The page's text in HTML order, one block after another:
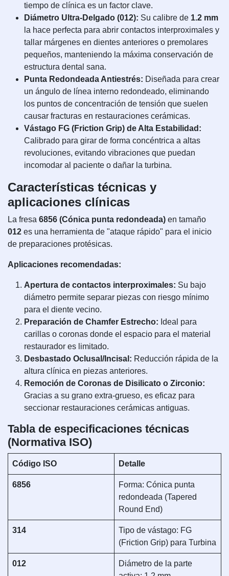
tiempo de clínica es un factor clave.
Diámetro Ultra-Delgado (012): Su calibre de 1.2 mm
la hace perfecta para abrir contactos interproximales y
tallar márgenes en dientes anteriores o premolares
pequeños, manteniendo la máxima conservación de
estructura dental sana.
Punta Redondeada Antiestrés: Diseñada para crear
un ángulo de línea interno redondeado, eliminando
los puntos de concentración de tensión que suelen
causar fracturas en restauraciones cerámicas.
Vástago FG (Friction Grip) de Alta Estabilidad:
Calibrado para girar de forma concéntrica a altas
revoluciones, evitando vibraciones que puedan
incomodar al paciente o dañar la turbina.
Características técnicas y
aplicaciones clínicas
La fresa 6856 (Cónica punta redondeada) en tamaño
012 es una herramienta de "ataque rápido" para el inicio
de preparaciones protésicas.
Aplicaciones recomendadas:
Apertura de contactos interproximales: Su bajo
diámetro permite separar piezas con riesgo mínimo
para el diente vecino.
Preparación de Chamfer Estrecho: Ideal para
carillas o coronas donde el espacio para el material
restaurador es limitado.
Desbastado Oclusal/Incisal: Reducción rápida de la
altura clínica en piezas anteriores.
Remoción de Coronas de Disilicato o Zirconio:
Gracias a su grano extra-grueso, es eficaz para
seccionar restauraciones cerámicas antiguas.
Tabla de especificaciones técnicas
(Normativa ISO)
Código ISO Detalle
6856
Forma: Cónica punta
redondeada (Tapered
Round End)
314
Tipo de vástago: FG
(Friction Grip) para Turbina
012
Diámetro de la parte